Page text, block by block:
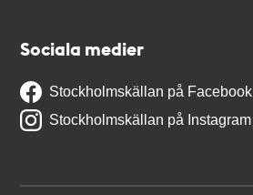
Sociala medier
Stockholmskällan på Facebook
Stockholmskällan på Instagram